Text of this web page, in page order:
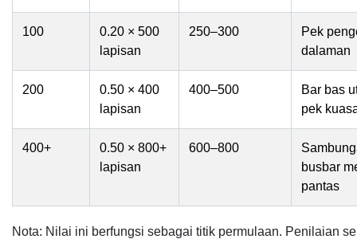
100
0.20 × 500
lapisan
250–300
Pek
dalaman
200
0.50 × 400
lapisan
400–500
Bar bas
pek
400+
0.50 × 800+
lapisan
600–800
busbar
pantas
Nota: Nilai ini berfungsi sebagai titik permulaan. Penilaian